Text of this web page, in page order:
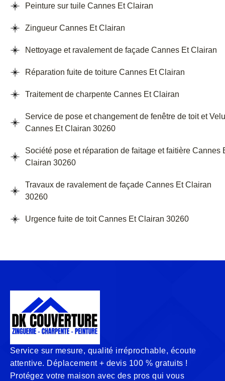
Peinture sur tuile Cannes Et Clairan
Zingueur Cannes Et Clairan
Nettoyage et ravalement de façade Cannes Et Clairan
Réparation fuite de toiture Cannes Et Clairan
Traitement de charpente Cannes Et Clairan
Service de pose et changement de fenêtre de toit et
Cannes Et Clairan 30260
Société pose et réparation de faitage et faitière Cannes
Clairan 30260
Travaux de ravalement de façade Cannes Et Clairan
30260
Urgence fuite de toit Cannes Et Clairan 30260
Service sur mesure, qualité irréprochable, écoute
attentive. Déplacement + devis 100 % gratuits !
Protégez votre maison avec des pros qui vous